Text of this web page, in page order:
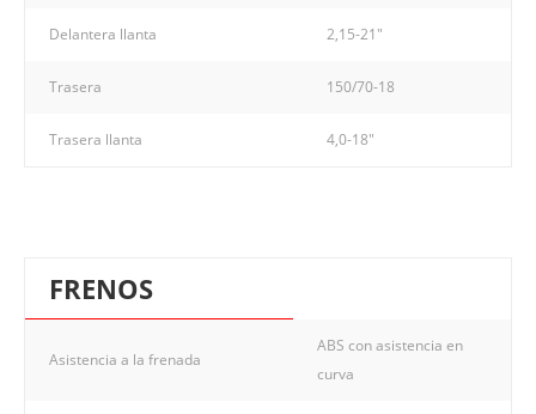
Delantera llanta 2,15-21"
Trasera 150/70-18
Trasera llanta 4,0-18"
FRENOS
Asistencia a la frenada
ABS con asistencia en
curva